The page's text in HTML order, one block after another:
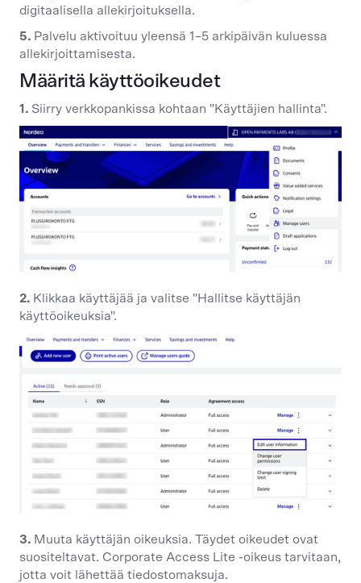
digitaalisella allekirjoituksella.
5. Palvelu aktivoituu yleensä 1–5 arkipäivän kuluessa
allekirjoittamisesta.
Määritä käyttöoikeudet
1. Siirry verkkopankissa kohtaan "Käyttäjien hallinta".
2. Klikkaa käyttäjää ja valitse "Hallitse käyttäjän
käyttöoikeuksia".
3. Muuta käyttäjän oikeuksia. Täydet oikeudet ovat
suositeltavat. Corporate Access Lite -oikeus tarvitaan,
jotta voit lähettää tiedostomaksuja.